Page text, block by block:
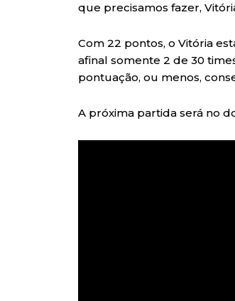
que precisamos fazer,
Com 22 pontos, o Vitória
afinal somente 2 de 30
pontuação, ou menos,
A próxima partida será no